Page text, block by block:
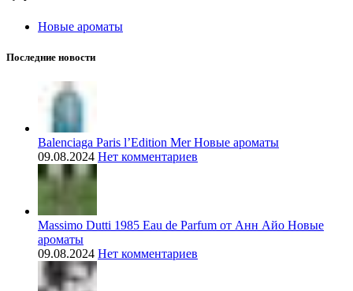
Новые ароматы
Последние новости
Balenciaga Paris l’Edition Mer Новые ароматы
09.08.2024 Нет комментариев
Massimo Dutti 1985 Eau de Parfum от Анн Айо Новые
ароматы
09.08.2024 Нет комментариев